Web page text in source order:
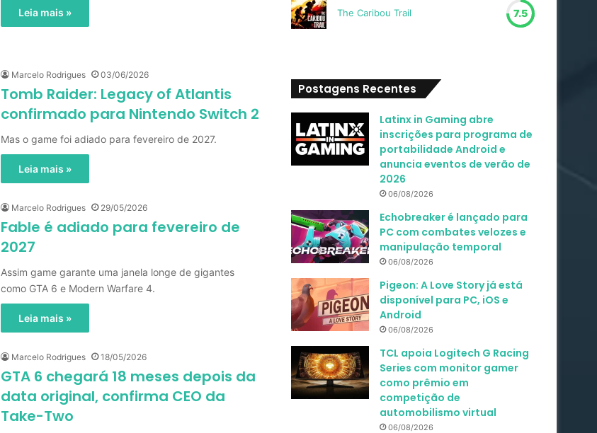
Leia mais »
Marcelo Rodrigues 03/06/2026
Tomb Raider: Legacy of Atlantis
confirmado para Nintendo Switch 2
Mas o game foi adiado para fevereiro de 2027.
Leia mais »
Marcelo Rodrigues 29/05/2026
Fable é adiado para fevereiro de
2027
Assim game garante uma janela longe de gigantes
como GTA 6 e Modern Warfare 4.
Leia mais »
Marcelo Rodrigues 18/05/2026
GTA 6 chegará 18 meses depois da
data original, confirma CEO da
Take-Two
The Caribou Trail 7.5
Postagens Recentes
Latinx in Gaming abre
inscrições para programa de
portabilidade Android e
anuncia eventos de verão de
2026
06/08/2026
Echobreaker é lançado para
PC com combates velozes e
manipulação temporal
06/08/2026
Pigeon: A Love Story já está
disponível para PC, iOS e
Android
06/08/2026
TCL apoia Logitech G Racing
Series com monitor gamer
como prêmio em
competição de
automobilismo virtual
06/08/2026